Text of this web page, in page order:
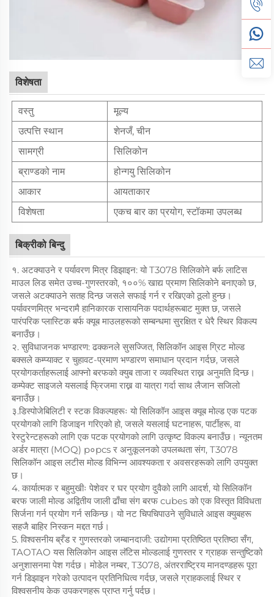
विशेषता
वस्तु
मूल्य
उत्पत्ति स्थान
शेनजँ, चीन
सामग्री
सिलिकोन
ब्राण्डको नाम
होन्गयु सिलिकोन
आकार
आयताकार
विशेषता
एकच बार का प्रयोग, स्टॉकमा उपलब्ध
बिक्रीको बिन्दु
१. अटक्याउने र पर्यावरण मित्र डिझाइन: यो T3078 सिलिकोने बर्फ लाटिस
माउल लिड समेत उच्च-गुणस्तरको, १००% खाद्य प्रमाण सिलिकोने बनाएको छ,
जसले अटक्याउने सतह दिन्छ जसले सफाई गर्न र रखिएको ठूलो हुन्छ।
पर्यावरणमित्र भन्दरामै हानिकारक रासायनिक पदार्थहरूबाट मुक्त छ, जसले
पारंपरिक प्लास्टिक बर्फ क्यूब माउलहरूको सम्बन्धमा सुरक्षित र धेरै स्थिर विकल्प
बनाउँछ।
२. सुविधाजनक भण्डारण: ढक्कनले सुसज्जित, सिलिकॉन आइस ग्रिट मोल्ड
बक्सले कम्प्याक्ट र चुहावट-प्रमाण भण्डारण समाधान प्रदान गर्दछ, जसले
प्रयोगकर्ताहरूलाई आफ्नो बरफको क्युब ताजा र व्यवस्थित राख्न अनुमति दिन्छ।
कम्पेक्ट साइजले यसलाई फ्रिजमा राख्न वा यात्रा गर्दा साथ लैजान सजिलो
बनाउँछ।
३.डिस्पोजेबिलिटी र स्टक विकल्पहरूः यो सिलिकॉन आइस क्यूब मोल्ड एक पटक
प्रयोगको लागि डिजाइन गरिएको हो, जसले यसलाई घटनाहरू, पार्टीहरू, वा
रेस्टुरेन्टहरूको लागि एक पटक प्रयोगको लागि उत्कृष्ट विकल्प बनाउँछ। न्यूनतम
अर्डर मात्रा (MOQ) p०pcs र अनुकूलनको उपलब्धता संग, T3078
सिलिकॉन आइस लटीस मोल्ड विभिन्न आवश्यकता र अवसरहरूको लागि उपयुक्त
छ।
4. कार्यात्मक र बहुमुखीः पेशेवर र घर प्रयोग दुवैको लागि आदर्श, यो सिलिकॉन
बरफ जाली मोल्ड अद्वितीय जाली ढाँचा संग बरफ cubes को एक विस्तृत विविधता
सिर्जना गर्न प्रयोग गर्न सकिन्छ। यो नट चिपचिपाउने सुविधाले आइस क्युबहरू
सहजै बाहिर निस्कन मद्दत गर्छ।
5. विश्वसनीय ब्रँड र गुणस्तरको जम्बानदाजी: उद्योगमा प्रतिष्ठित प्रतिष्ठा सँग,
TAOTAO यस सिलिकोन आइस लॅटिस मोल्डलाई गुणस्तर र ग्राहक सन्तुष्टिको
अनुशासनमा पेश गर्दछ। मोडेल नम्बर, T3078, अंतरराष्ट्रिय मानदण्डहरू पूरा
गर्न डिझाइन गरेको उत्पादन प्रतिनिधित्व गर्दछ, जसले ग्राहकलाई स्थिर र
विश्वसनीय केक उपकरणहरू प्राप्त गर्नु पर्दछ।